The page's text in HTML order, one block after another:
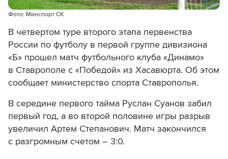
Фото: Минспорт СК
В четвертом туре второго этапа первенства
России по футболу в первой группе дивизиона
«Б» прошел матч футбольного клуба «Динамо»
в Ставрополе с «Победой» из Хасавюрта. Об этом
сообщает министерство спорта Ставрополья.
В середине первого тайма Руслан Суанов забил
первый год, а во второй половине игры разрыв
увеличил Артем Степанович. Матч закончился
с разгромным счетом – 3:0.